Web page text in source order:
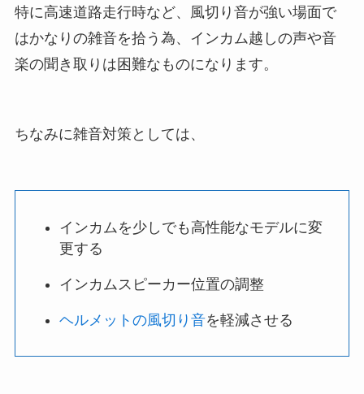
特に高速道路走行時など、風切り音が強い場面で
はかなりの雑音を拾う為、インカム越しの声や音
楽の聞き取りは困難なものになります。
ちなみに雑音対策としては、
インカムを少しでも高性能なモデルに変
更する
インカムスピーカー位置の調整
ヘルメットの風切り音を軽減させる